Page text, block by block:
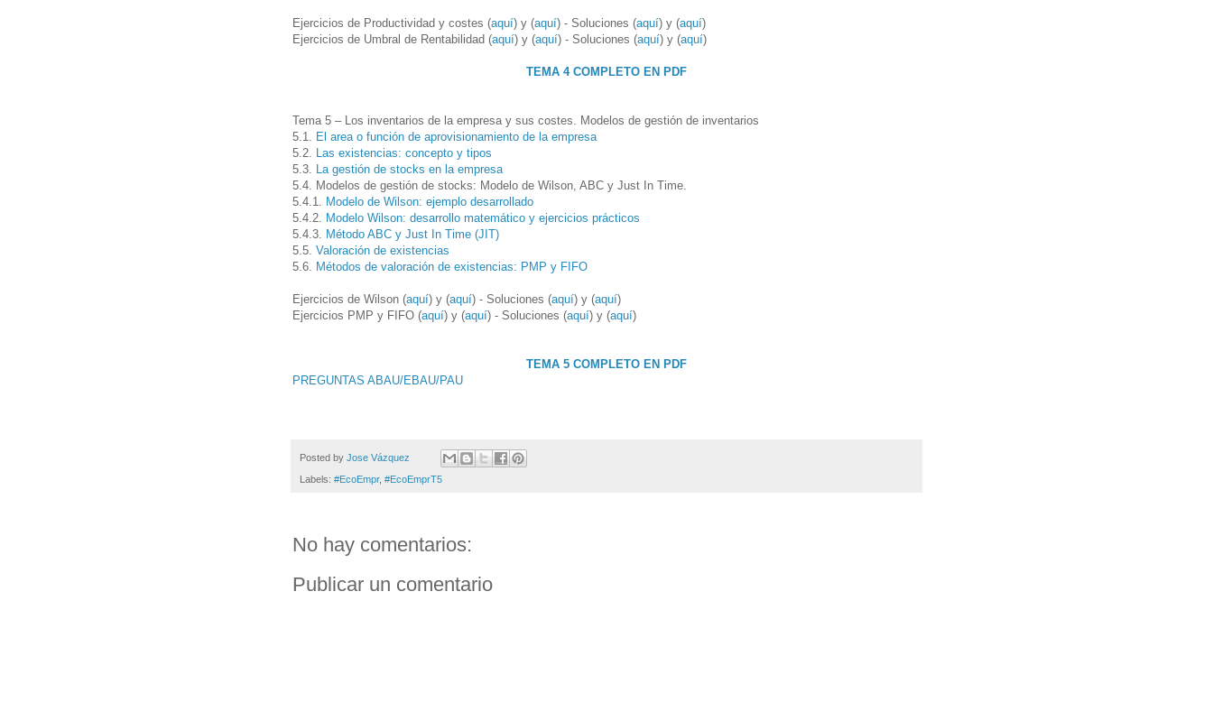
Ejercicios de Productividad y costes (aquí) y (aquí) - Soluciones (aquí) y (aquí)
Ejercicios de Umbral de Rentabilidad (aquí) y (aquí) - Soluciones (aquí) y (aquí)
TEMA 4 COMPLETO EN PDF
Tema 5 – Los inventarios de la empresa y sus costes. Modelos de gestión de inventarios
5.1. El area o función de aprovisionamiento de la empresa
5.2. Las existencias: concepto y tipos
5.3. La gestión de stocks en la empresa
5.4. Modelos de gestión de stocks: Modelo de Wilson, ABC y Just In Time.
5.4.1. Modelo de Wilson: ejemplo desarrollado
5.4.2. Modelo Wilson: desarrollo matemático y ejercicios prácticos
5.4.3. Método ABC y Just In Time (JIT)
5.5. Valoración de existencias
5.6. Métodos de valoración de existencias: PMP y FIFO
Ejercicios de Wilson (aquí) y (aquí) - Soluciones (aquí) y (aquí)
Ejercicios PMP y FIFO (aquí) y (aquí) - Soluciones (aquí) y (aquí)
TEMA 5 COMPLETO EN PDF
PREGUNTAS ABAU/EBAU/PAU
Posted by Jose Vázquez
Labels: #EcoEmpr, #EcoEmprT5
No hay comentarios:
Publicar un comentario